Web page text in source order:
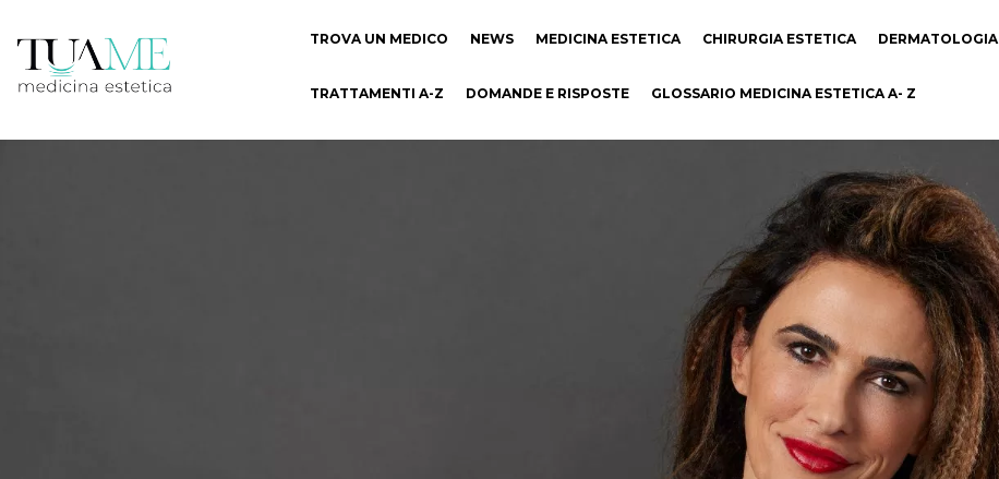
TROVA UN MEDICO NEWS MEDICINA ESTETICA CHIRURGIA ESTETICA DERMATOLOGIA
TRATTAMENTI A-Z DOMANDE E RISPOSTE GLOSSARIO MEDICINA ESTETICA A- Z